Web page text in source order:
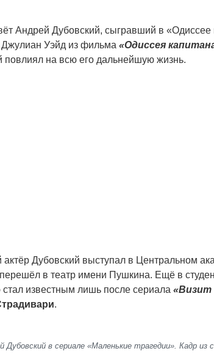
Джулиан Уэйд из фильма «Одиссея
повлиял на всю его дальнейшую жизнь.
Дубовский выступал в Центральном
в театр имени Пушкина. Ещё в
известным лишь после сериала «Визит
.
Дубовский в сериале «Маленькие трагедии». Кадр из